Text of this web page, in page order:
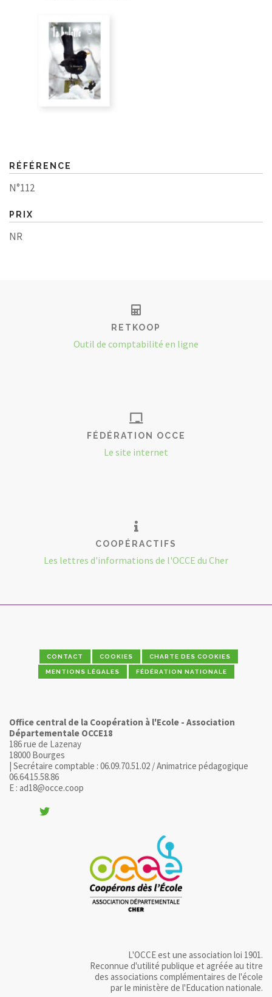
RÉFÉRENCE
N°112
PRIX
NR
RETKOOP
Outil de comptabilité en ligne
FÉDÉRATION OCCE
Le site internet
COOPÉRACTIFS
Les lettres d'informations de l'OCCE du Cher
CONTACT COOKIES CHARTE DES COOKIES
MENTIONS LÉGALES FÉDÉRATION NATIONALE
Office central de la Coopération à l'Ecole - Association
Départementale OCCE18
186 rue de Lazenay
18000 Bourges
| Secrétaire comptable : 06.09.70.51.02 / Animatrice pédagogique
06.64.15.58.86
E : ad18@occe.coop
L'OCCE est une association loi 1901.
Reconnue d'utilité publique et agréée au titre
des associations complémentaires de l'école
par le ministère de l'Education nationale.